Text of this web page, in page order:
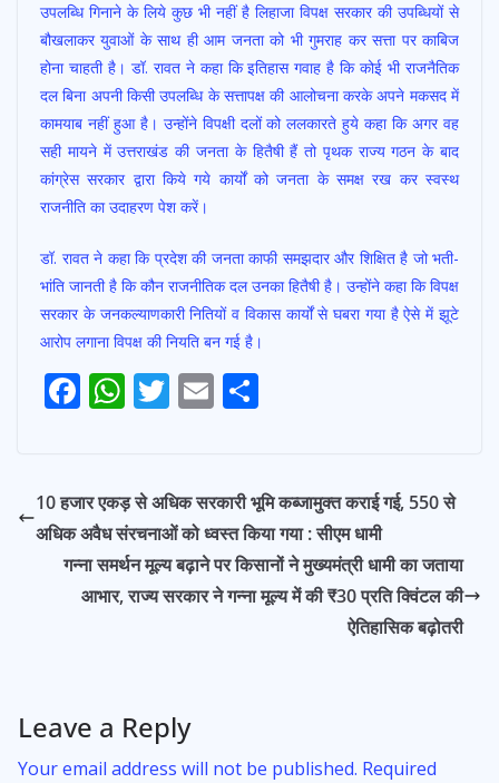
उपलब्धि गिनाने के लिये कुछ भी नहीं है लिहाजा विपक्ष सरकार की उपब्धियों से
बौखलाकर युवाओं के साथ ही आम जनता को भी गुमराह कर सत्ता पर काबिज
होना चाहती है। डॉ. रावत ने कहा कि इतिहास गवाह है कि कोई भी राजनैतिक
दल बिना अपनी किसी उपलब्धि के सत्तापक्ष की आलोचना करके अपने मकसद में
कामयाब नहीं हुआ है। उन्होंने विपक्षी दलों को ललकारते हुये कहा कि अगर वह
सही मायने में उत्तराखंड की जनता के हितैषी हैं तो पृथक राज्य गठन के बाद
कांग्रेस सरकार द्वारा किये गये कार्यों को जनता के समक्ष रख कर स्वस्थ
राजनीति का उदाहरण पेश करें।
डॉ. रावत ने कहा कि प्रदेश की जनता काफी समझदार और शिक्षित है जो भती-
भांति जानती है कि कौन राजनीतिक दल उनका हितैषी है। उन्होंने कहा कि विपक्ष
सरकार के जनकल्याणकारी नितियों व विकास कार्यों से घबरा गया है ऐसे में झूटे
आरोप लगाना विपक्ष की नियति बन गई है।
Post
navigation
F
b
o
o
k
W
s
A
p
p
T
er
E
l e
10 हजार एकड़ से अधिक सरकारी भूमि कब्जामुक्त कराई गई, 550 से
अधिक अवैध संरचनाओं को ध्वस्त किया गया : सीएम धामी
गन्ना समर्थन मूल्य बढ़ाने पर किसानों ने मुख्यमंत्री धामी का जताया
आभार, राज्य सरकार ने गन्ना मूल्य में की ₹30 प्रति क्विंटल की
ऐतिहासिक बढ़ोतरी
Leave a Reply
Your email address will not be published. Required